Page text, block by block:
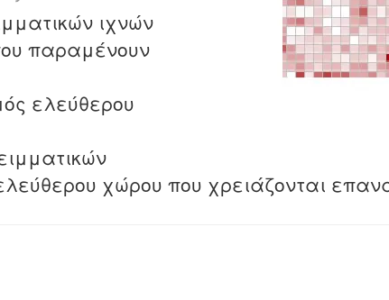
ιχνών
παραμένουν
ελεύθερου
χώρου που χρειάζονται